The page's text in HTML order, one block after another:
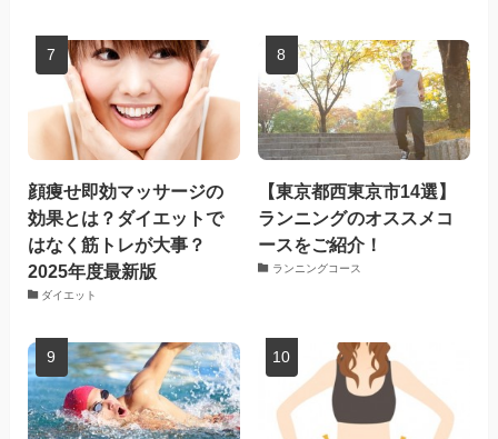
顔痩せ即効マッサージの
効果とは？ダイエットで
はなく筋トレが大事？
2025年度最新版
ダイエット
【東京都西東京市14選】
ランニングのオススメコ
ースをご紹介！
ランニングコース